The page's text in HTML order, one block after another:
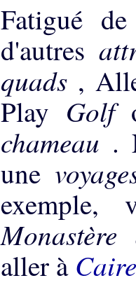
Fatigué
d'autres
quads ,
Play Golf
chameau .
une
aller à